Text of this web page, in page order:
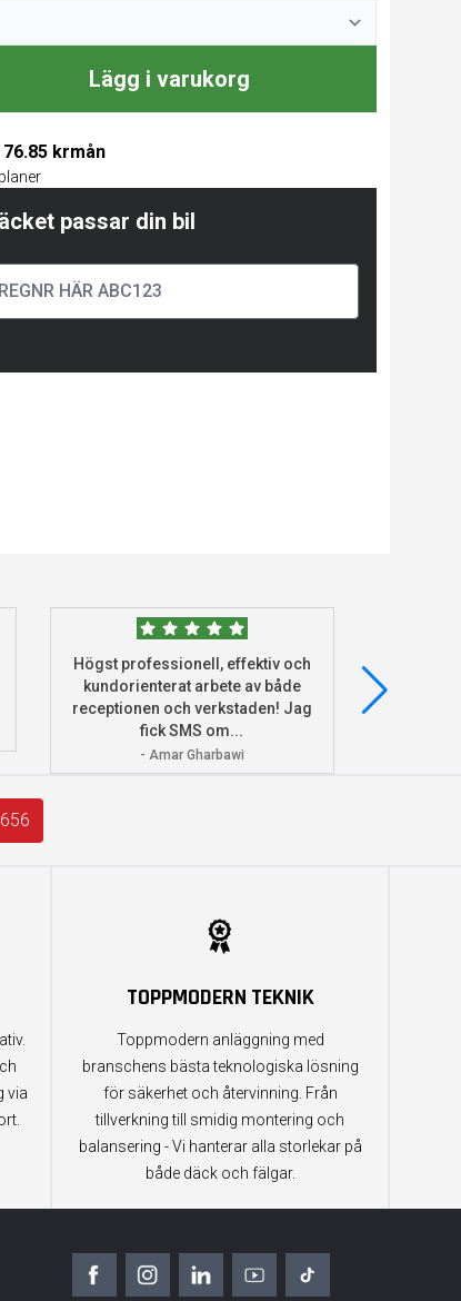
Lägg i varukorg
76.85 krmån
passar din bil
Högst professionell, effektiv och
kundorienterat arbete av både
receptionen och verkstaden! Jag
fick SMS om...
- Amar Gharbawi
deras
via
TOPPMODERN TEKNIK
Toppmodern anläggning med
branschens bästa teknologiska lösning
för säkerhet och återvinning. Från
tillverkning till smidig montering och
balansering - Vi hanterar alla storlekar på
både däck och fälgar.